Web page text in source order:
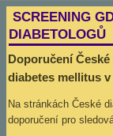
SCREENING
Doporučení
diabetes mellitus
Na stránkách České
doporučení pro